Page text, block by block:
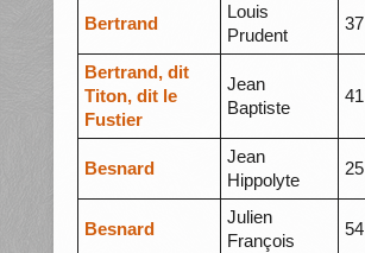
Bertrand
Louis
Prudent
37
Bertrand, dit
Titon, dit le
Fustier
Jean
Baptiste
41
Besnard
Jean
Hippolyte
25
Besnard
Julien
François
54